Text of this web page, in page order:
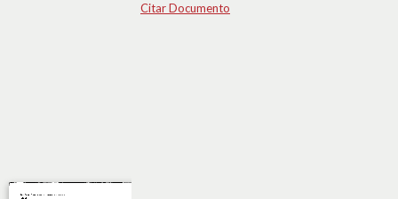
Citar Documento